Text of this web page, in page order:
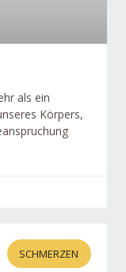
als ein
Körpers,
SCHMERZEN